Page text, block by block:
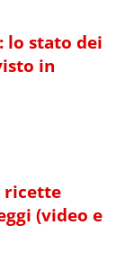
lo stato dei
in
ricette
(video e